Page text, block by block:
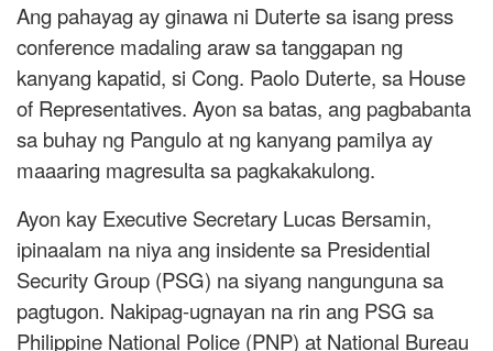
Ang pahayag ay ginawa ni Duterte sa isang press
conference madaling araw sa tanggapan ng
kanyang kapatid, si Cong. Paolo Duterte, sa House
of Representatives. Ayon sa batas, ang pagbabanta
sa buhay ng Pangulo at ng kanyang pamilya ay
maaaring magresulta sa pagkakakulong.
Ayon kay Executive Secretary Lucas Bersamin,
ipinaalam na niya ang insidente sa Presidential
Security Group (PSG) na siyang nangunguna sa
pagtugon. Nakipag-ugnayan na rin ang PSG sa
Philippine National Police (PNP) at National Bureau